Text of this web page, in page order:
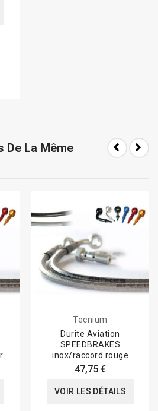
De La Même
Tecnium
Durite Aviation
SPEEDBRAKES
inox/raccord rouge
47,75 €
VOIR LES DÉTAILS